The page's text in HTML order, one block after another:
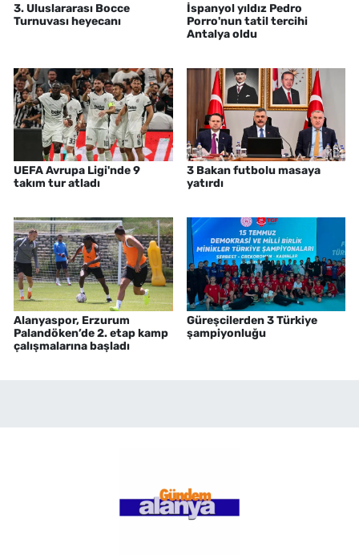
3. Uluslararası Bocce
Turnuvası heyecanı
İspanyol yıldız Pedro
Porro'nun tatil tercihi
Antalya oldu
UEFA Avrupa Ligi'nde 9
takım tur atladı
3 Bakan futbolu masaya
yatırdı
Alanyaspor, Erzurum
Palandöken’de 2. etap kamp
çalışmalarına başladı
Güreşcilerden 3 Türkiye
şampiyonluğu